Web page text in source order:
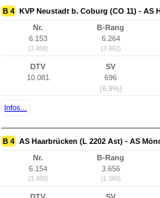
B 4 KVP Neustadt b. Coburg (CO 11) - AS
Nr.
6.153
(3.468)
B-Rang
6.264
(3.882)
DTV
10.081
SV
696
(6,9%)
Infos...
B 4 AS Haarbrücken (L 2202 Ast) - AS
Nr.
6.154
(3.469)
B-Rang
3.656
(1.369)